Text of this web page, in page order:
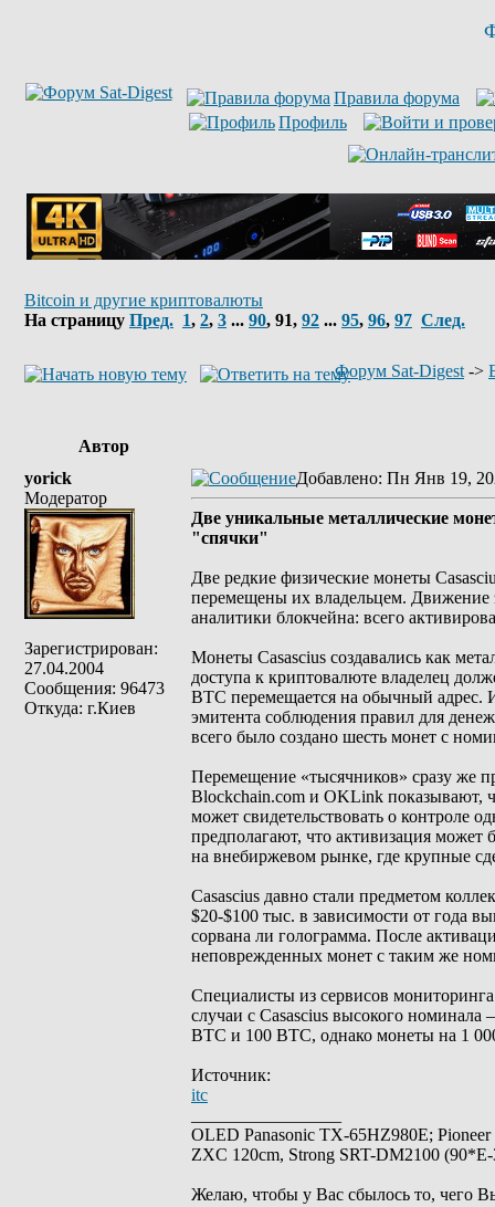
Правила форума
Профиль
Bitcoin и другие криптовалюты
На страницу Пред. 1, 2, 3 ... 90, 91, 92 ... 95, 96, 97 След.
Форум Sat-Digest ->
Автор
yorick
Модератор
Зарегистрирован:
27.04.2004
Сообщения: 96473
Откуда: г.Киев
Добавлено: Пн Янв 19,
Две уникальные металлические
"спячки"
Две редкие физические монеты
перемещены их владельцем. Движение
аналитики блокчейна: всего
Монеты Casascius создавались как
доступа к криптовалюте владелец
BTC перемещается на обычный адрес.
эмитента соблюдения правил для
всего было создано шесть монет с
Перемещение «тысячников» сразу же
Blockchain.com и OKLink показывают,
может свидетельствовать о контроле
предполагают, что активизация может
на внебиржевом рынке, где крупные
Casascius давно стали предметом
$20-$100 тыс. в зависимости от года
сорвана ли голограмма. После
неповрежденных монет с таким же
Специалисты из сервисов
случаи с Casascius высокого
BTC и 100 BTC, однако монеты на 1
Источник:
itc
OLED Panasonic TX-65HZ980E;
ZXC 120cm, Strong SRT-DM2100
Желаю, чтобы у Вас сбылось то, чего